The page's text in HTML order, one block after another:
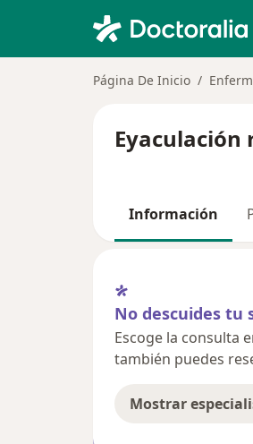
Página De Inicio
Información
No descuides tu
Escoge la consulta
también puedes
Mostrar